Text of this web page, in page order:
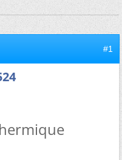
#1